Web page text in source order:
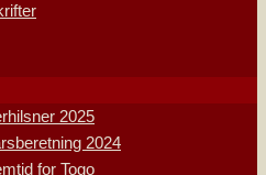
2025
2024
for Togo